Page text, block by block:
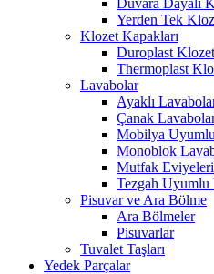
Duvara Dayalı
Yerden Tek
Klozet Kapakları
Duroplast
Thermoplast
Lavabolar
Ayaklı
Çanak
Mobilya
Monoblok
Mutfak Eviyeleri
Tezgah Uyumlu
Pisuvar ve Ara Bölme
Ara Bölmeler
Pisuvarlar
Tuvalet Taşları
Yedek Parçalar